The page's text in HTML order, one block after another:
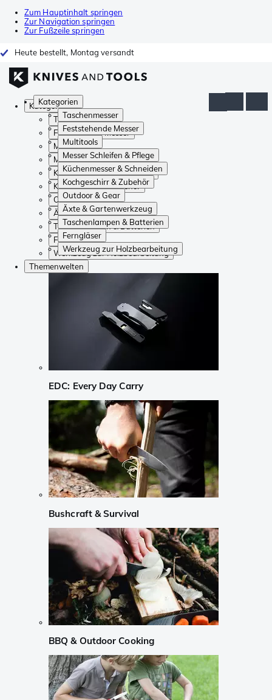
Zum Hauptinhalt springen
Zur Navigation springen
Zur Fußzeile springen
Heute bestellt, Montag versandt
Kategorien
Taschenmesser
Feststehende Messer
Multitools
Messer Schleifen & Pflege
Küchenmesser & Schneiden
Kochgeschirr & Zubehör
Outdoor & Gear
Äxte & Gartenwerkzeug
Taschenlampen & Batterien
Ferngläser
Werkzeug zur Holzbearbeitung
Kategorien
Taschenmesser
Feststehende Messer
Multitools
Messer Schleifen & Pflege
Küchenmesser & Schneiden
Kochgeschirr & Zubehör
Outdoor & Gear
Äxte & Gartenwerkzeug
Taschenlampen & Batterien
Ferngläser
Werkzeug zur Holzbearbeitung
Themenwelten
EDC: Every Day Carry
Bushcraft & Survival
BBQ & Outdoor Cooking